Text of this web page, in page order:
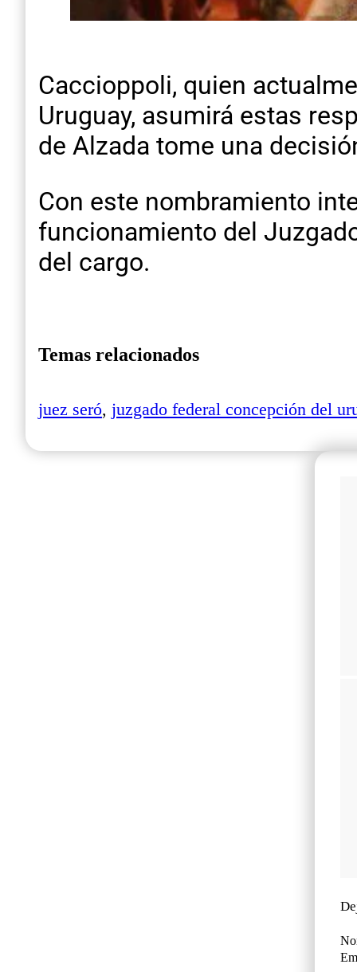
Caccioppoli, quien
Uruguay, asumirá estas
de Alzada tome una
Con este nombramiento
funcionamiento del
del cargo.
Temas relacionados
juez seró, juzgado federal concepción del